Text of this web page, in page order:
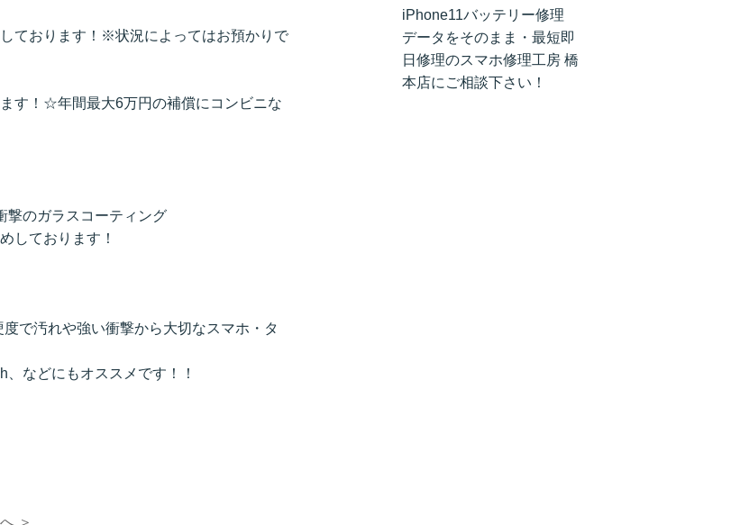
ております！※状況によってはお預かりで
す！☆年間最大6万円の補償にコンビニな
撃のガラスコーティング
しております！
で汚れや強い衝撃から大切なスマホ・タ
などにもオススメです！！
iPhone11バッテリー修理
データをそのまま・最短即
日修理のスマホ修理工房 橋
本店にご相談下さい！